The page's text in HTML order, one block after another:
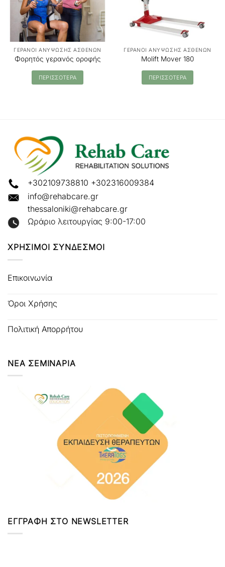
ΓΕΡΑΝΟΙ ΑΝΥΨΩΣΗΣ ΑΣΘΕΝΩΝ
Φορητός γερανός οροφής
ΠΕΡΙΣΣΟΤΕΡΑ
ΓΕΡΑΝΟΙ ΑΝΥΨΩΣΗΣ ΑΣΘΕΝΩΝ
Molift Mover 180
ΠΕΡΙΣΣΟΤΕΡΑ
+302109738810 +302316009384
info@rehabcare.gr
thessaloniki@rehabcare.gr
Ωράριο λειτουργίας 9:00-17:00
ΧΡΗΣΙΜΟΙ ΣΥΝΔΕΣΜΟΙ
Επικοινωνία
Όροι Χρήσης
Πολιτική Απορρήτου
ΝΕΑ ΣΕΜΙΝΑΡΙΑ
ΕΓΓΡΑΦΗ ΣΤΟ NEWSLETTER